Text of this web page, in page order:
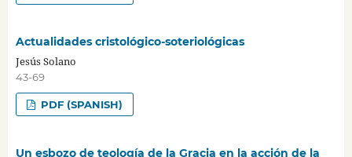
Actualidades cristológico-soteriológicas
Jesús Solano
43-69
PDF (SPANISH)
Un esbozo de teología de la Gracia en la acción de la